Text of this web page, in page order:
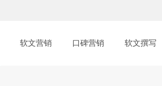
软文营销 口碑营销 软文撰写